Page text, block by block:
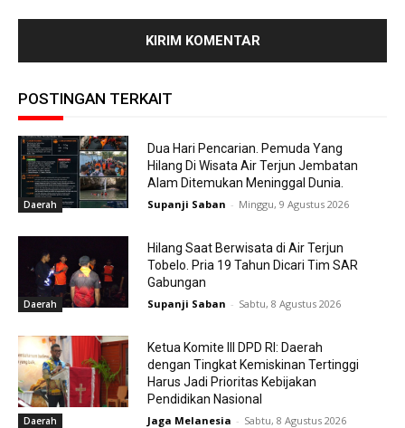
POSTINGAN TERKAIT
Daerah
Dua Hari Pencarian. Pemuda Yang
Hilang Di Wisata Air Terjun Jembatan
Alam Ditemukan Meninggal Dunia.
Supanji Saban - Minggu, 9 Agustus 2026
Daerah
Hilang Saat Berwisata di Air Terjun
Tobelo. Pria 19 Tahun Dicari Tim SAR
Gabungan
Supanji Saban - Sabtu, 8 Agustus 2026
Daerah
Ketua Komite III DPD RI: Daerah
dengan Tingkat Kemiskinan Tertinggi
Harus Jadi Prioritas Kebijakan
Pendidikan Nasional
Jaga Melanesia - Sabtu, 8 Agustus 2026